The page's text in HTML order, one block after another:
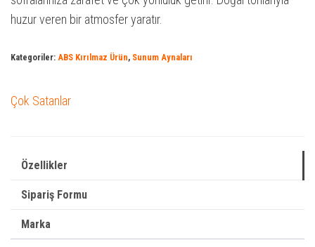
huzur veren bir atmosfer yaratır.
Kategoriler: ABS Kırılmaz Ürün, Sunum Aynaları
Çok Satanlar
Özellikler
Sipariş Formu
Marka